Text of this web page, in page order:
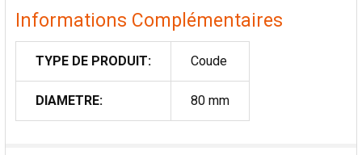
Informations Complémentaires
TYPE DE PRODUIT: Coude
DIAMETRE: 80 mm